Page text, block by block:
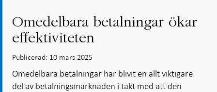
Omedelbara betalningar ökar
effektiviteten
Publicerad: 10 mars 2025
Omedelbara betalningar har blivit en allt viktigare
del av betalningsmarknaden i takt med att den